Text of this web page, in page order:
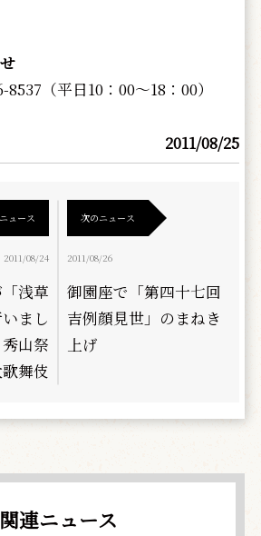
（平日10：00～18：00）
2011/08/25
ュース
2011/08/24
浅草
まし
山祭
舞伎
次のニュース
2011/08/26
御園座で「第四十七回
吉例顔見世」のまねき
上げ
関連ニュース